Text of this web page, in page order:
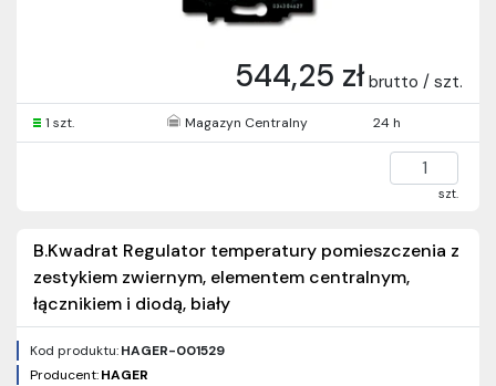
544,25 zł brutto / szt.
1 szt. Magazyn Centralny 24 h
szt.
B.Kwadrat Regulator temperatury pomieszczenia z
zestykiem zwiernym, elementem centralnym,
łącznikiem i diodą, biały
Kod produktu:HAGER-001529
Producent:HAGER